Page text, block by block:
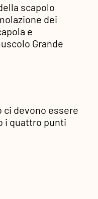
scapolo
dei
e
Grande
ci devono essere
i quattro punti